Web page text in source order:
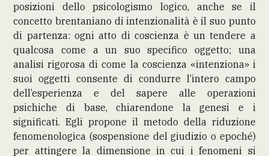
posizioni dello psicologismo logico, anche se il
concetto brentaniano di intenzionalità è il suo punto
di partenza: ogni atto di coscienza è un tendere a
qualcosa come a un suo specifico oggetto; una
analisi rigorosa di come la coscienza «intenziona» i
suoi oggetti consente di condurre l’intero campo
dell’esperienza e del sapere alle operazioni
psichiche di base, chiarendone la genesi e i
significati. Egli propone il metodo della riduzione
fenomenologica (sospensione del giudizio o epoché)
per attingere la dimensione in cui i fenomeni si